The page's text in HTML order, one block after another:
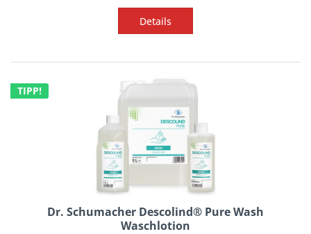
Details
TIPP!
Dr. Schumacher Descolind® Pure Wash
Waschlotion